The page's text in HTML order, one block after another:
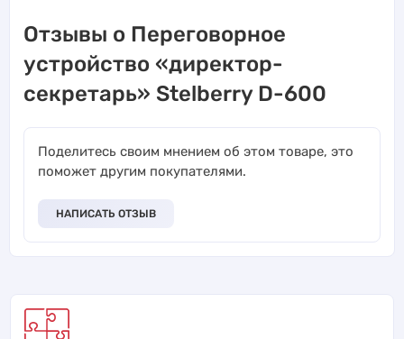
Отзывы о Переговорное
устройство «директор-
секретарь» Stelberry D-600
Поделитесь своим мнением об этом товаре, это
поможет другим покупателями.
НАПИСАТЬ ОТЗЫВ